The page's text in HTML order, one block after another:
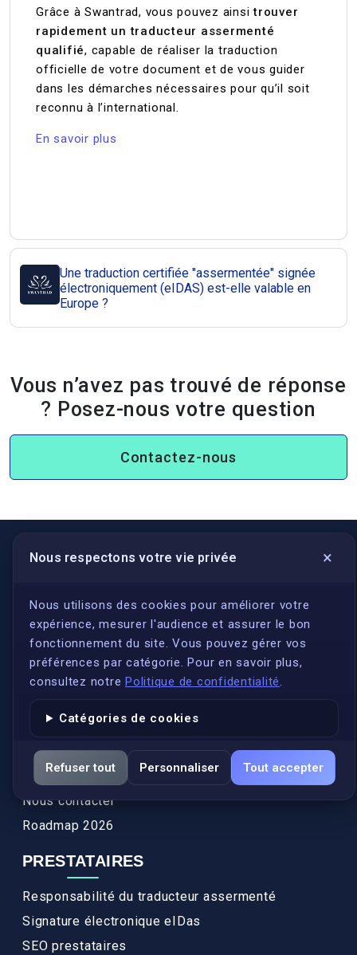
Grâce à Swantrad, vous pouvez ainsitrouver
rapidement un traducteur assermenté
qualifié, capable de réaliser la traduction
officielle de votre document et de vous guider
dans les démarches nécessaires pour qu’il soit
reconnu à l’international.
En savoir plus
Une traduction certifiée "assermentée" signée
électroniquement (eIDAS) est-elle valable en
Europe ?
Vous n’avez pas trouvé de réponse
? Posez-nous votre question
Contactez-nous
Nous respectons votre vie privée ×
Nous utilisons des cookies pour améliorer votre
expérience, mesurer l'audience et assurer le bon
fonctionnement du site. Vous pouvez gérer vos
préférences par catégorie. Pour en savoir plus,
consultez notre Politique de confidentialité.
Catégories de cookies
Refuser tout Personnaliser Tout accepter
LIENS UTILES
S'inscrire
Qui sommes-nous ?
Conformité
Annuaires des traducteurs assermentés
Actualités
Services
FAQ
Nous contacter
Roadmap 2026
PRESTATAIRES
Responsabilité du traducteur assermenté
Signature électronique eIDas
SEO prestataires